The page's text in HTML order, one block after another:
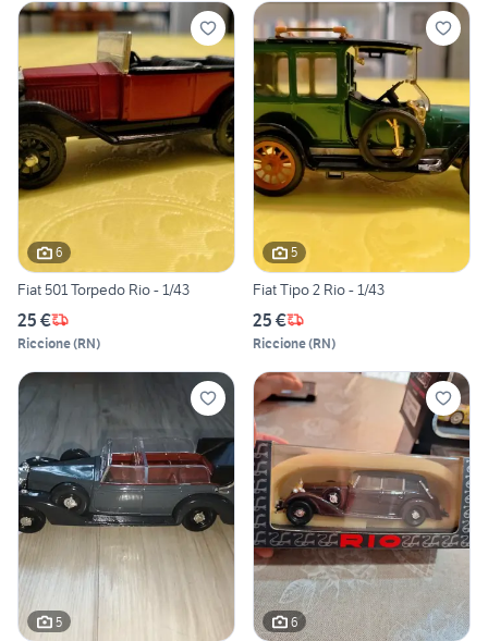
6
Fiat 501 Torpedo Rio - 1/43
25 €
Riccione(RN)
5
Fiat Tipo 2 Rio - 1/43
25 €
Riccione(RN)
5 6